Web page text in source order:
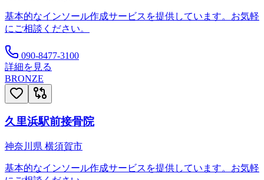
基本的なインソール作成サービスを提供しています。お気軽
にご相談ください。
090-8477-3100
詳細を見る
BRONZE
久里浜駅前接骨院
神奈川県 横須賀市
基本的なインソール作成サービスを提供しています。お気軽